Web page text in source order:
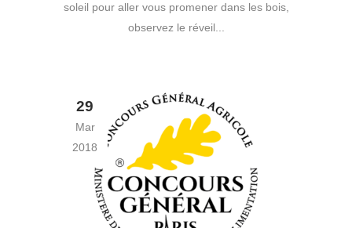
soleil pour aller vous promener dans les bois,
observez le réveil...
29
Mar
2018